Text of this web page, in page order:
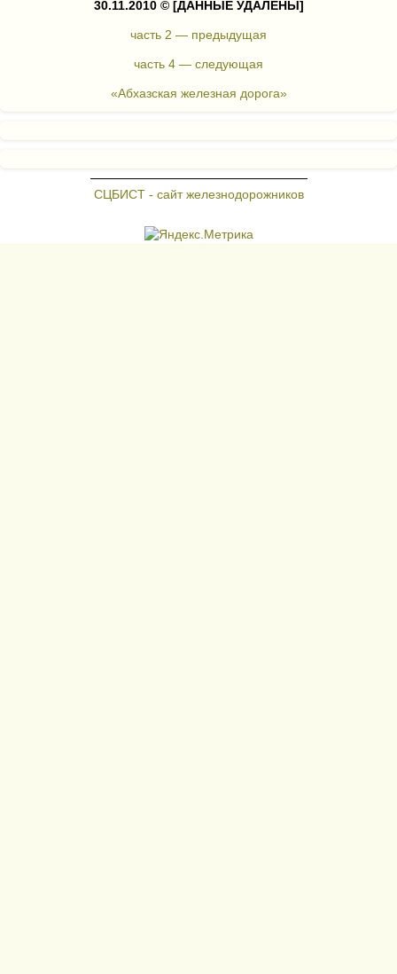
30.11.2010 © [ДАННЫЕ УДАЛЕНЫ]
часть 2 — предыдущая
часть 4 — следующая
«Абхазская железная дорога»
СЦБИСТ - сайт железнодорожников